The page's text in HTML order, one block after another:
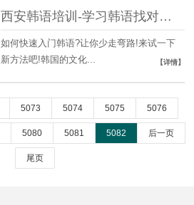
西安韩语培训-学习韩语找对方法很简单
如何快速入门韩语?让你少走弯路!来试一下
新方法吧!韩国的文化...
【详情】
5073 5074 5075 5076
5080 5081 5082 后一页
尾页